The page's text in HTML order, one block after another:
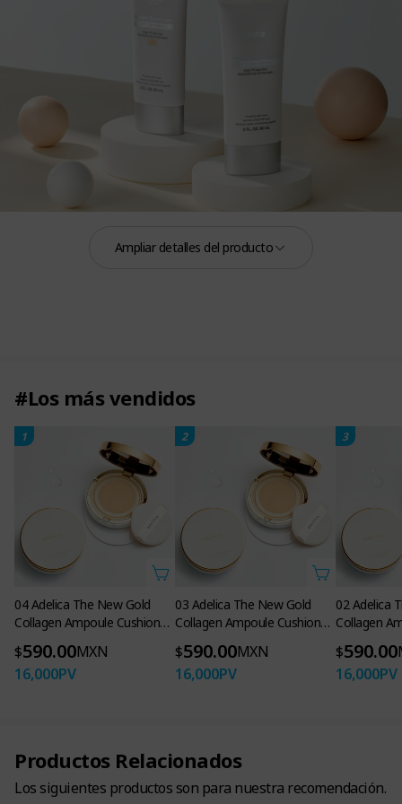
Un protector solar esencial
que todos pueden usar sin
preocupaciones
Atomy Protector Solar
Protección UV de amplio
espectro
SPF 50+ PA+++
Ampliar detalles del producto
#Los más vendidos
1
04 Adelica The New Gold
Collagen Ampoule Cushion
$590.00MXN
16,000PV
2
03 Adelica The New Gold
Collagen Ampoule Cushion
$590.00MXN
16,000PV
3
02 Adelica
Collagen
$590.00
16,000PV
Productos Relacionados
Los siguientes productos son para nuestra recomendación.